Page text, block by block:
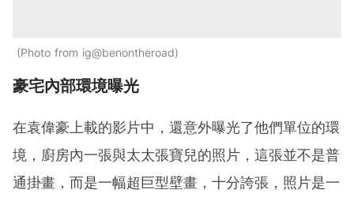
Photo from ig@benontheroad
豪宅內部環境曝光
在袁偉豪上載的影片中，還意外曝光了他們單位的環
境，廚房內一張與太太張寶兒的照片，這張並不是普
通掛畫，而是一幅超巨型壁畫，十分誇張，照片是一